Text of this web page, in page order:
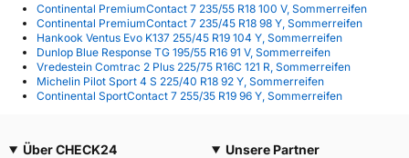
Continental PremiumContact 7 235/55 R18 100 V, Sommerreifen
Continental PremiumContact 7 235/45 R18 98 Y, Sommerreifen
Hankook Ventus Evo K137 255/45 R19 104 Y, Sommerreifen
Dunlop Blue Response TG 195/55 R16 91 V, Sommerreifen
Vredestein Comtrac 2 Plus 225/75 R16C 121 R, Sommerreifen
Michelin Pilot Sport 4 S 225/40 R18 92 Y, Sommerreifen
Continental SportContact 7 255/35 R19 96 Y, Sommerreifen
Über CHECK24
Unsere Partner